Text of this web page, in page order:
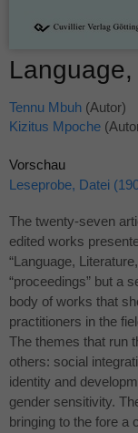
Tennu Mbuh (Autor)
Kizitus Mpoche
Vorschau
Leseprobe, Datei
The twenty-seven
edited works
“Language,
“proceedings” but a
body of works that
practitioners in the
The themes that run
others: social
identity and
gender sensitivity.
bringing to the fore a